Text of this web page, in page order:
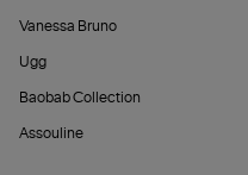
Vanessa Bruno
Ugg
Baobab Collection
Assouline